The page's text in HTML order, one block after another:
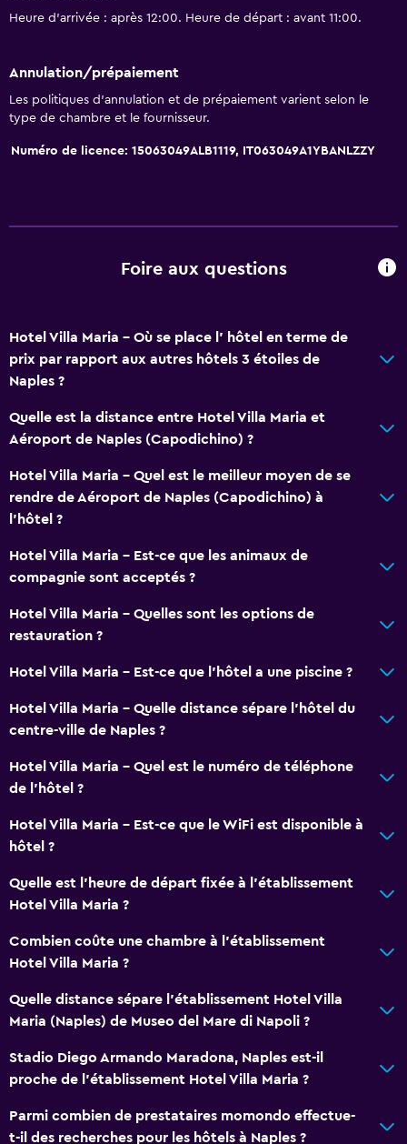
Heure d’arrivée : après 12:00. Heure de départ : avant 11:00.
Annulation/prépaiement
Les politiques d’annulation et de prépaiement varient selon le
type de chambre et le fournisseur.
Numéro de licence: 15063049ALB1119, IT063049A1YBANLZZY
Foire aux questions
Hotel Villa Maria - Où se place l’ hôtel en terme de
prix par rapport aux autres hôtels 3 étoiles de
Naples ?
Quelle est la distance entre Hotel Villa Maria et
Aéroport de Naples (Capodichino) ?
Hotel Villa Maria - Quel est le meilleur moyen de se
rendre de Aéroport de Naples (Capodichino) à
l’hôtel ?
Hotel Villa Maria - Est-ce que les animaux de
compagnie sont acceptés ?
Hotel Villa Maria - Quelles sont les options de
restauration ?
Hotel Villa Maria - Est-ce que l’hôtel a une piscine ?
Hotel Villa Maria - Quelle distance sépare l’hôtel du
centre-ville de Naples ?
Hotel Villa Maria - Quel est le numéro de téléphone
de l’hôtel ?
Hotel Villa Maria - Est-ce que le WiFi est disponible à
hôtel ?
Quelle est l'heure de départ fixée à l'établissement
Hotel Villa Maria ?
Combien coûte une chambre à l'établissement
Hotel Villa Maria ?
Quelle distance sépare l'établissement Hotel Villa
Maria (Naples) de Museo del Mare di Napoli ?
Stadio Diego Armando Maradona, Naples est-il
proche de l'établissement Hotel Villa Maria ?
Parmi combien de prestataires momondo effectue-
t-il des recherches pour les hôtels à Naples ?